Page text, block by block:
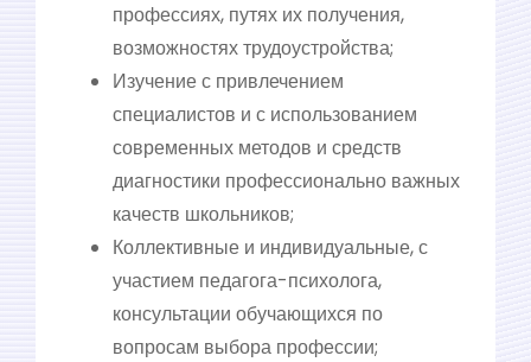
профессиях, путях их получения,
возможностях трудоустройства;
Изучение с привлечением
специалистов и с использованием
современных методов и средств
диагностики профессионально важных
качеств школьников;
Коллективные и индивидуальные, с
участием педагога-психолога,
консультации обучающихся по
вопросам выбора профессии;